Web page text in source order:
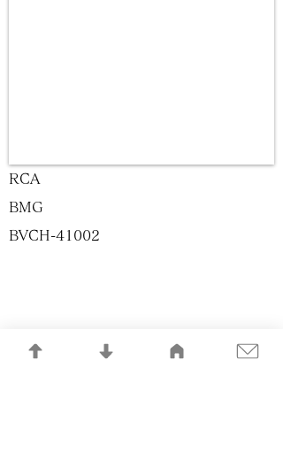
RCA
BMG
BVCH-41002